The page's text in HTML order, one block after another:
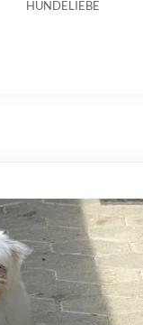
HUNDELIEBE